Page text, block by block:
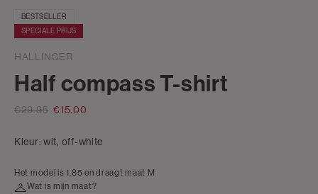
direct
naar de
footer
BESTSELLER
SPECIALE PRIJS
HALLINGER
Half compass T-shirt
€29.95 €15.00
Kleur:wit, off-white
Het model is 1.85 en draagt maat M
Wat is mijn maat?